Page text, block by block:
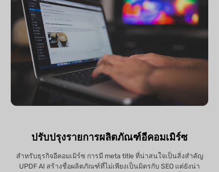
ปรับปรุงรายการผลิตภัณฑ์อีคอมเมิร์ซ
สำหรับธุรกิจอีคอมเมิร์ซ การมี meta title ที่น่าสนใจเป็นสิ่งสำคัญ
UPDF AI สร้างชื่อผลิตภัณฑ์ที่ไม่เพียงเป็นมิตรกับ SEO แต่ยังน่า